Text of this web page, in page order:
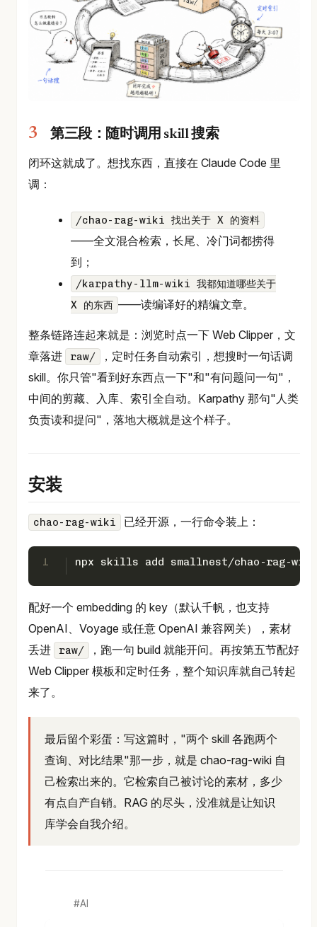
第三段：随时调用 skill 搜索
闭环这就成了。想找东西，直接在 Claude Code 里
调：
/chao-rag-wiki 找出关于 X 的资料
——全文混合检索，长尾、冷门词都捞得
到；
/karpathy-llm-wiki 我都知道哪些关于
X 的东西 ——读编译好的精编文章。
整条链路连起来就是：浏览时点一下 Web Clipper，文
章落进
raw/
，定时任务自动索引，想搜时一句话调
skill。你只管"看到好东西点一下"和"有问题问一句"，
中间的剪藏、入库、索引全自动。Karpathy 那句"人类
负责读和提问"，落地大概就是这个样子。
安装
chao-rag-wiki 已经开源，一行命令装上：
1 npx skills add smallnest/chao-rag-wiki
配好一个 embedding 的 key（默认千帆，也支持
OpenAI、Voyage 或任意 OpenAI 兼容网关），素材
丢进
raw/
，跑一句 build 就能开问。再按第五节配好
Web Clipper 模板和定时任务，整个知识库就自己转起
来了。
最后留个彩蛋：写这篇时，"两个 skill 各跑两个
查询、对比结果"那一步，就是 chao-rag-wiki 自
己检索出来的。它检索自己被讨论的素材，多少
有点自产自销。RAG 的尽头，没准就是让知识
库学会自我介绍。
AI